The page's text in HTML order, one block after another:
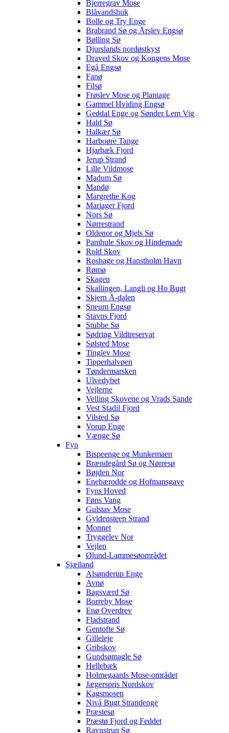
Bjerregrav Mose
Blåvandshuk
Bolle og Try Enge
Brabrand Sø og Årslev Engsø
Bølling Sø
Djurslands nordøstkyst
Draved Skov og Kongens Mose
Egå Engsø
Fanø
Filsø
Frøslev Mose og Plantage
Gammel Hviding Engsø
Geddal Enge og Sønder Lem Vig
Hald Sø
Halkær Sø
Harboøre Tange
Hjarbæk Fjord
Jerup Strand
Lille Vildmose
Madum Sø
Mandø
Margrethe Kog
Mariager Fjord
Nors Sø
Nørrestrand
Oldenor og Mjels Sø
Pamhule Skov og Hindemade
Rold Skov
Roshage og Hanstholm Havn
Rømø
Skagen
Skallingen, Langli og Ho Bugt
Skjern Å-dalen
Sneum Engsø
Stavns Fjord
Stubbe Sø
Sødring Vildtreservat
Sølsted Mose
Tinglev Mose
Tipperhalvøen
Tøndermarsken
Ulvedybet
Vejlerne
Velling Skovene og Vrads Sande
Vest Stadil Fjord
Vilsted Sø
Vorup Enge
Vænge Sø
Fyn
Bispeenge og Munkemaen
Brændegård Sø og Nørresø
Bøjden Nor
Enebærodde og Hofmansgave
Fyns Hoved
Føns Vang
Gulstav Mose
Gyldensteen Strand
Monnet
Tryggelev Nor
Vejlen
Ølund-Lammesøområdet
Sjælland
Alsønderup Enge
Avnø
Bagsværd Sø
Borreby Mose
Enø Overdrev
Fladstrand
Gentofte Sø
Gilleleje
Gribskov
Gundsømagle Sø
Hellebæk
Holmegaards Mose-området
Jægerspris Nordskov
Kagsmosen
Nivå Bugt Strandenge
Præstesø
Præstø Fjord og Feddet
Ravnstrup Sø